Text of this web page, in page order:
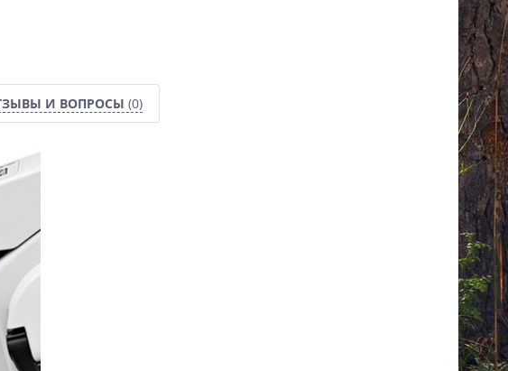
И ВОПРОСЫ (0)